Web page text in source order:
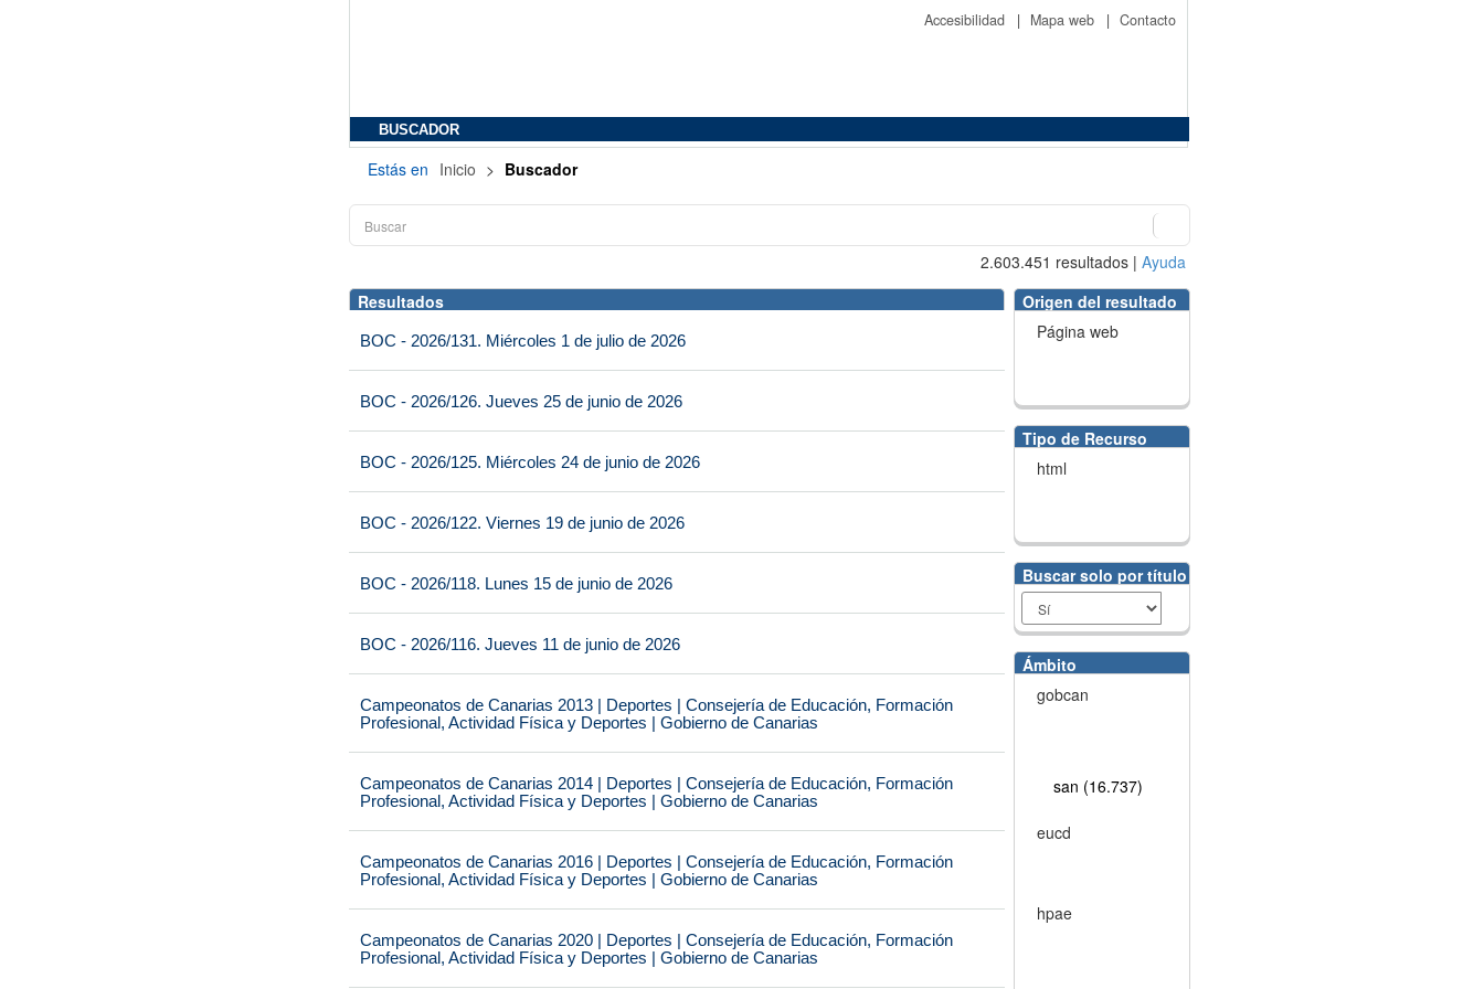
Accesibilidad | Mapa web | Contacto
BUSCADOR
Estás en Inicio > Buscador
2.603.451 resultados | Ayuda
Resultados
BOC - 2026/131. Miércoles 1 de julio de 2026
BOC - 2026/126. Jueves 25 de junio de 2026
BOC - 2026/125. Miércoles 24 de junio de 2026
BOC - 2026/122. Viernes 19 de junio de 2026
BOC - 2026/118. Lunes 15 de junio de 2026
BOC - 2026/116. Jueves 11 de junio de 2026
Campeonatos de Canarias 2013 | Deportes | Consejería de Educación, Formación
Profesional, Actividad Física y Deportes | Gobierno de Canarias
Campeonatos de Canarias 2014 | Deportes | Consejería de Educación, Formación
Profesional, Actividad Física y Deportes | Gobierno de Canarias
Campeonatos de Canarias 2016 | Deportes | Consejería de Educación, Formación
Profesional, Actividad Física y Deportes | Gobierno de Canarias
Campeonatos de Canarias 2020 | Deportes | Consejería de Educación, Formación
Profesional, Actividad Física y Deportes | Gobierno de Canarias
Origen del resultado
Página web
Tipo de Recurso
html
Buscar solo por título
Ámbito
gobcan
san (16.737)
eucd
hpae